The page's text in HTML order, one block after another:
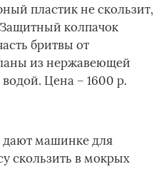
пластик не скользит,
колпачок
бритвы от
из нержавеющей
Цена – 1600 р.
дают машинке для
скользить в мокрых